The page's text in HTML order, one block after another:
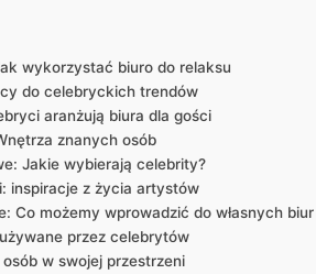
wykorzystać biuro ⁣do relaksu
do celebryckich trendów
aranżują⁢ biura dla gości
znanych osób
Jakie wybierają celebrity?
‌inspiracje z⁣ życia artystów
‌Co możemy wprowadzić do własnych biur
przez celebrytów
‍w swojej przestrzeni